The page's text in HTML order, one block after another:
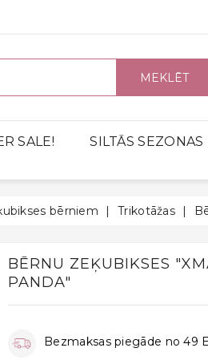
MEKLĒT
SALE!
SILTĀS SEZONAS
bērniem Trikotāžas
BĒRNU ZEĶUBIKSES
PANDA"
Bezmaksas piegāde no 49